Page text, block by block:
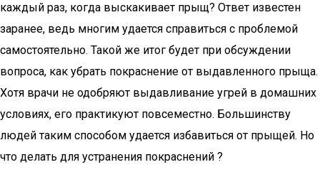
каждый раз, когда выскакивает прыщ? Ответ известен
заранее, ведь многим удается справиться с проблемой
самостоятельно. Такой же итог будет при обсуждении
вопроса, как убрать покраснение от выдавленного прыща.
Хотя врачи не одобряют выдавливание угрей в домашних
условиях, его практикуют повсеместно. Большинству
людей таким способом удается избавиться от прыщей. Но
что делать для устранения покраснений ?